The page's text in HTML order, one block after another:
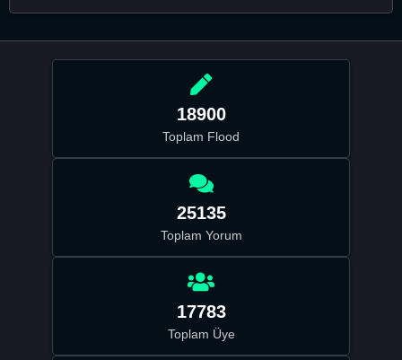
18900
Toplam Flood
25135
Toplam Yorum
17783
Toplam Üye